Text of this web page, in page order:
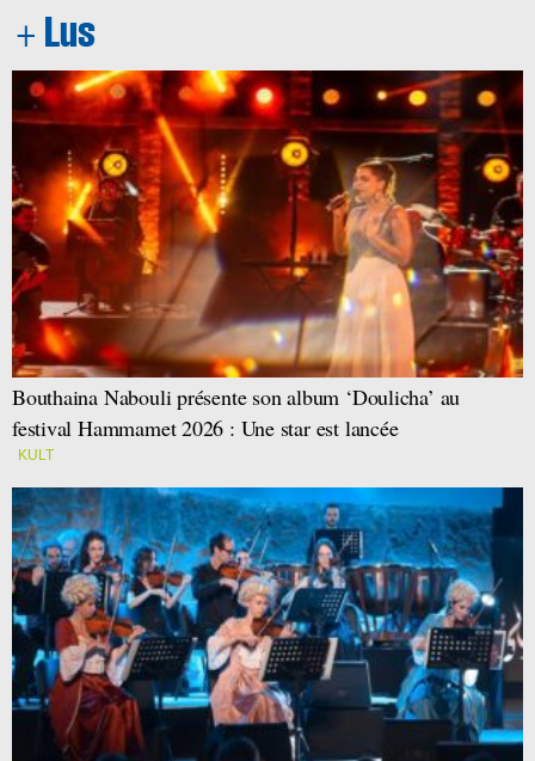
Bouthaina Nabouli présente son album ‘Doulicha’ au
festival Hammamet 2026 : Une star est lancée
KULT